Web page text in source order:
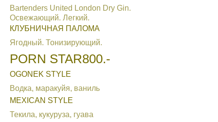
Bartenders United London Dry Gin.
Освежающий. Легкий.
Ягодный. Тонизирующий.
КЛУБНИЧНАЯ ПАЛОМА
PORN STAR800.-
Водка, маракуйя, ваниль
OGONEK STYLE
Текила, кукуруза, гуава
MEXICAN STYLE